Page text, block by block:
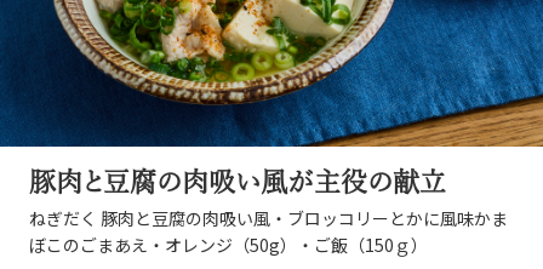
豚肉と豆腐の肉吸い風が主役の献立
ねぎだく 豚肉と豆腐の肉吸い風・ブロッコリーとかに風味かま
ぼこのごまあえ・オレンジ（50g）・ご飯（150ｇ）